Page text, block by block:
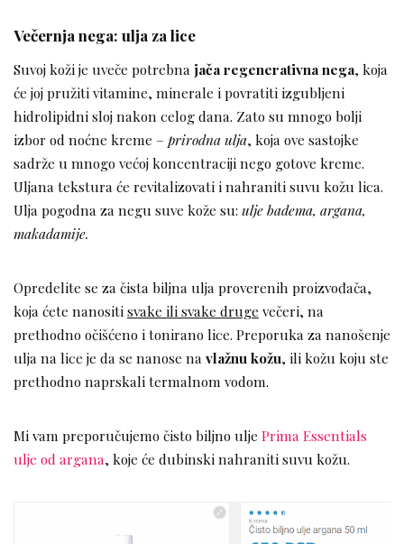
Večernja nega: ulja za lice
Suvoj koži je uveče potrebna jača regenerativna nega, koja
će joj pružiti vitamine, minerale i povratiti izgubljeni
hidrolipidni sloj nakon celog dana. Zato su mnogo bolji
izbor od noćne kreme – prirodna ulja, koja ove sastojke
sadrže u mnogo većoj koncentraciji nego gotove kreme.
Uljana tekstura će revitalizovati i nahraniti suvu kožu lica.
Ulja pogodna za negu suve kože su: ulje badema, argana,
makadamije.
Opredelite se za čista biljna ulja proverenih proizvođača,
koja ćete nanositisvake ili svake druge večeri, na
prethodno očišćeno i tonirano lice. Preporuka za nanošenje
ulja na lice je da se nanose na vlažnu kožu, ili kožu koju ste
prethodno naprskali termalnom vodom.
Mi vam preporučujemo čisto biljno ulje Prima Essentials
ulje od argana, koje će dubinski nahraniti suvu kožu.